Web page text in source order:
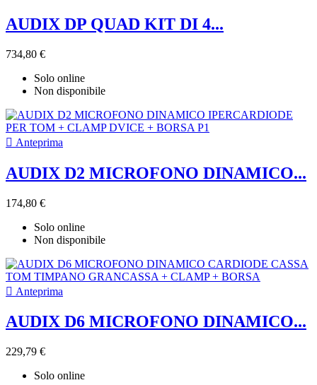
AUDIX DP QUAD KIT DI 4...
734,80 €
Solo online
Non disponibile
 Anteprima
AUDIX D2 MICROFONO DINAMICO...
174,80 €
Solo online
Non disponibile
 Anteprima
AUDIX D6 MICROFONO DINAMICO...
229,79 €
Solo online